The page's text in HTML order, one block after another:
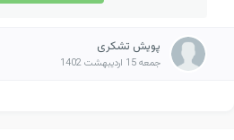
پویش تشکری
جمعه 15 اردیبهشت 1402